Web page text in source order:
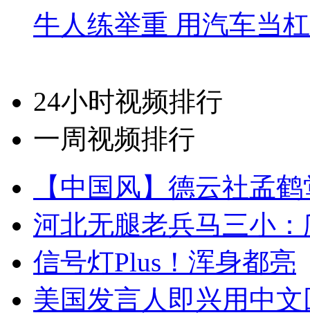
牛人练举重 用汽车当
24小时视频排行
一周视频排行
【中国风】德云社孟
河北无腿老兵马三小
信号灯Plus！浑身都亮
美国发言人即兴用中